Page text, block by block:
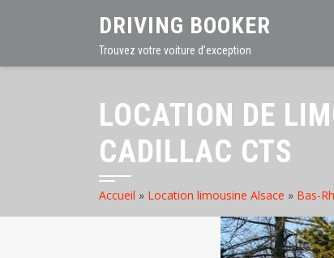
DRIVING BOOKER
Trouvez votre voiture d’exception
LOCATION DE
CADILLAC CTS
Accueil » Location limousine Alsace » Bas-